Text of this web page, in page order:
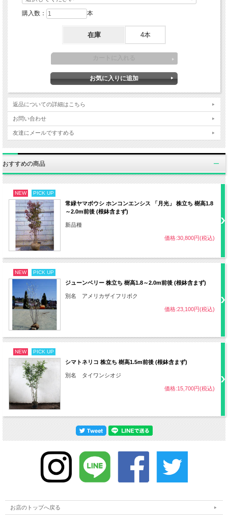
分類 カエデ科カエデ属
落葉性
普通
耐寒性 普通～強い
適地 東北南部から沖縄まで
草丈
樹高
開花期
花色
葉色
黄緑花・緑葉・紅葉あり
植え付け 11～12月、2～3月
日照 半日陰～日なた（強い西日は避ける）
用土
水やり
・地植えの場合一度根付いたら基本的に
不要
水をかけて乾燥を防ぐ
2月、4～5月、9～10月 化成肥料など
・3～6月、11～1月 年2回
・風通しを良くし幹に日が当たるように
購入数： 本
在庫 4本
返品についての詳細はこちら
お問い合わせ
友達にメールですすめる
おすすめの商品
NEW PICK UP
常緑ヤマボウシ ホンコンエンシス 「月光」 株立ち 樹高1.8
～2.0m前後 (根鉢含まず)
新品種
価格:30,800円(税込)
NEW PICK UP
ジューンベリー 株立ち 樹高1.8～2.0m前後 (根鉢含まず)
別名 アメリカザイフリボク
価格:23,100円(税込)
NEW PICK UP
シマトネリコ 株立ち 樹高1.5m前後 (根鉢含まず)
別名 タイワンシオジ
価格:15,700円(税込)
お店のトップへ戻る